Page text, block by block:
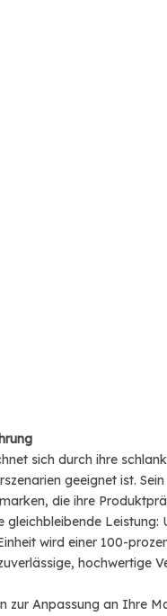
sich durch ihre
geeignet ist.
die ihre
wird einer 100-
hochwertige
zur Anpassung an Ihre